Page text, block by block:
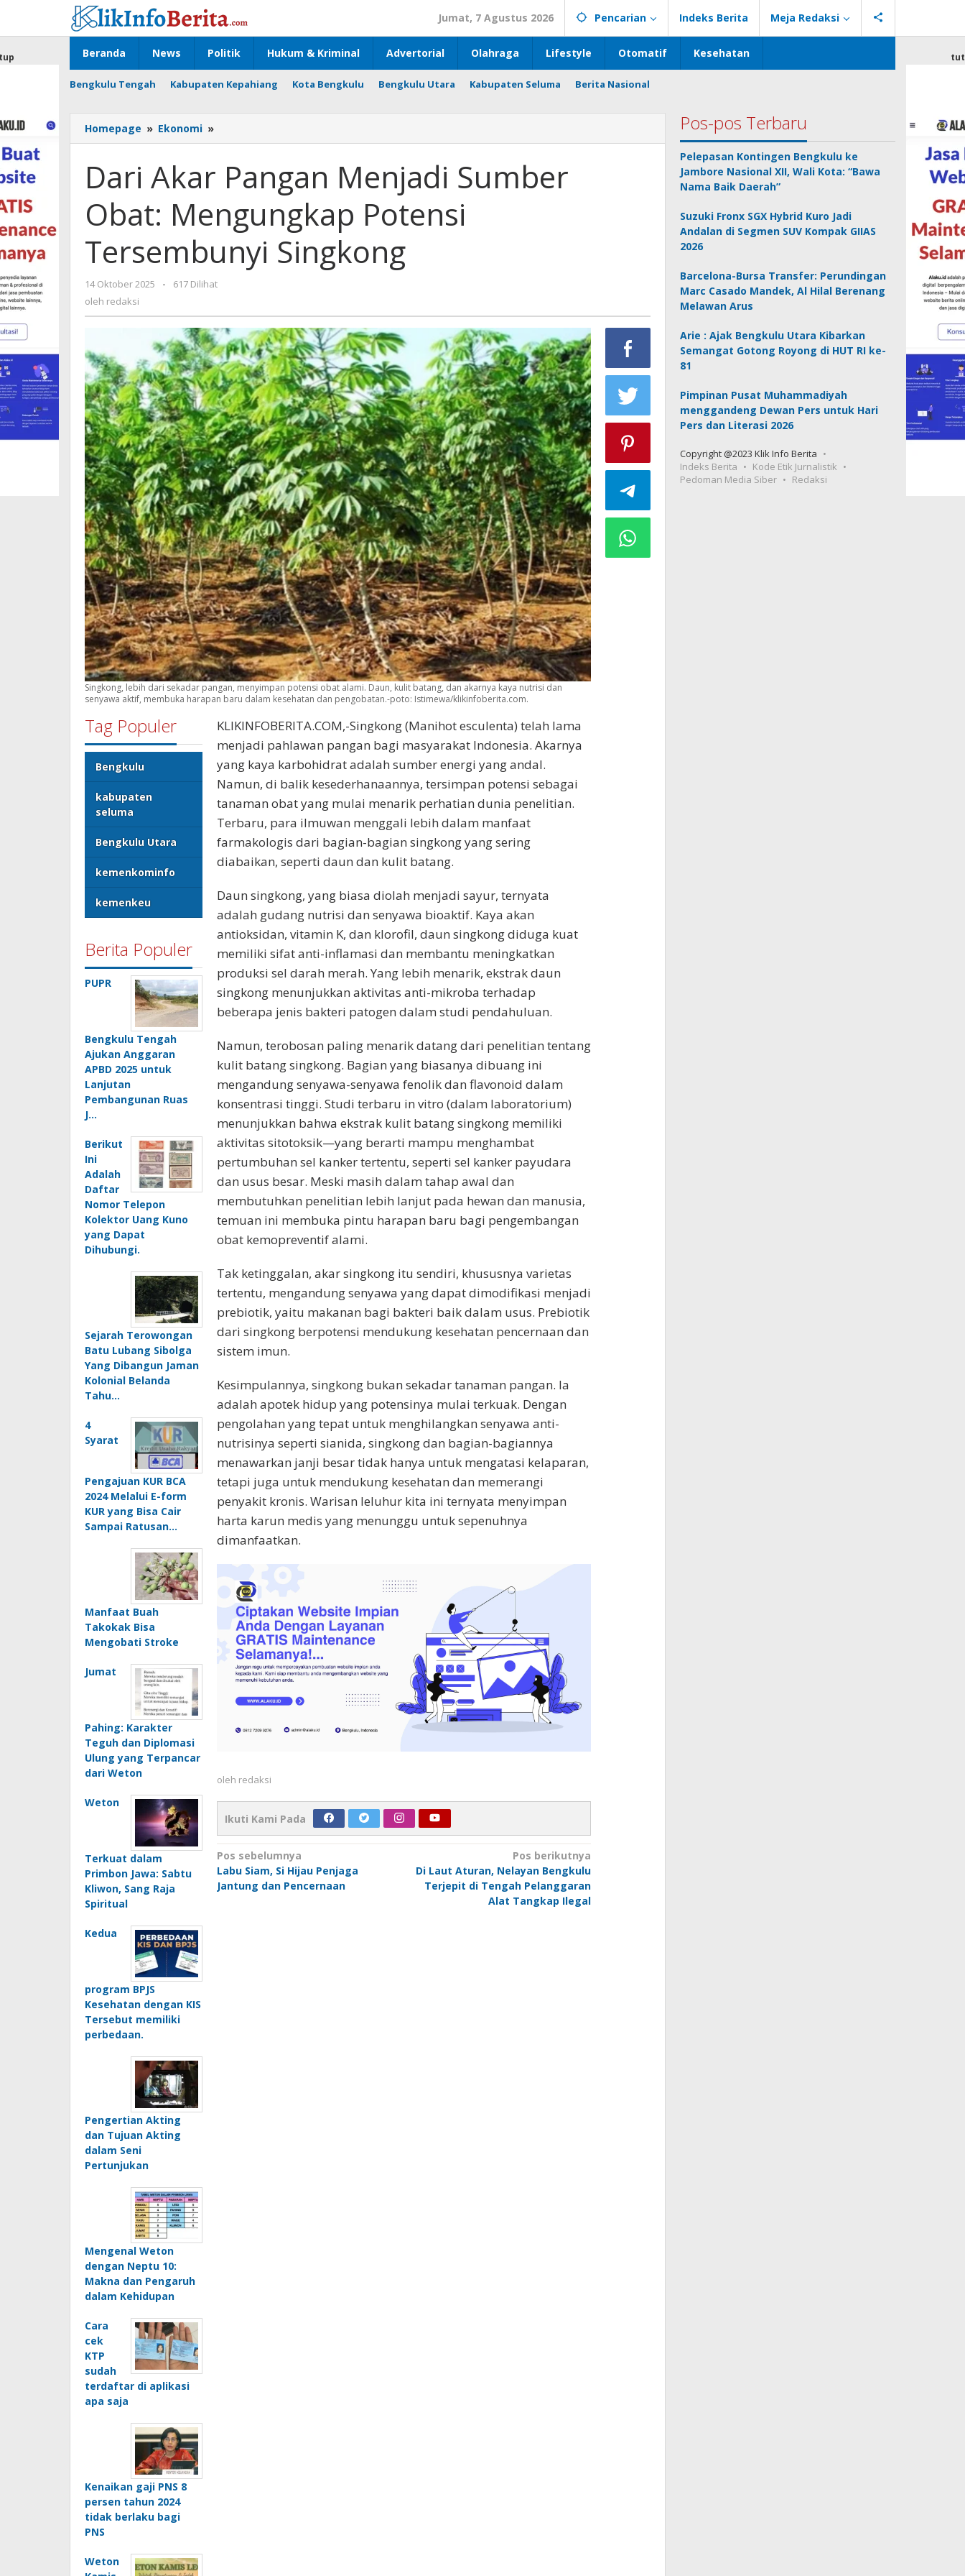
konten
Jumat, 7 Agustus 2026 Pencarian Indeks Berita Meja Redaksi
Beranda News Politik Hukum & Kriminal Advertorial Olahraga Lifestyle Otomatif Kesehatan
Bengkulu Tengah Kabupaten Kepahiang Kota Bengkulu Bengkulu Utara Kabupaten Seluma Berita Nasional
Homepage » Ekonomi »
Akar
Menjadi
Sumber
Mengungkap
Potensi
Tersembunyi
Singkong
Dari Akar Pangan Menjadi Sumber
Obat: Mengungkap Potensi
Tersembunyi Singkong
14 Oktober 2025
oleh
-
617 Dilihat
oleh redaksi
Singkong, lebih dari sekadar pangan, menyimpan potensi obat alami. Daun, kulit batang, dan akarnya kaya nutrisi dan
senyawa aktif, membuka harapan baru dalam kesehatan dan pengobatan.-poto: Istimewa/klikinfoberita.com.
Tag Populer
Bengkulu
kabupaten
seluma
Bengkulu Utara
kemenkominfo
kemenkeu
Berita Populer
PUPR
Bengkulu Tengah
Ajukan Anggaran
APBD 2025 untuk
Lanjutan
Pembangunan Ruas
J…
Berikut
Ini
Adalah
Daftar
Nomor Telepon
Kolektor Uang Kuno
yang Dapat
Dihubungi.
Sejarah Terowongan
Batu Lubang Sibolga
Yang Dibangun Jaman
Kolonial Belanda
Tahu…
4
Syarat
Pengajuan KUR BCA
2024 Melalui E-form
KUR yang Bisa Cair
Sampai Ratusan…
Manfaat Buah
Takokak Bisa
Mengobati Stroke
Jumat
Pahing: Karakter
Teguh dan Diplomasi
Ulung yang Terpancar
dari Weton
Weton
Terkuat dalam
Primbon Jawa: Sabtu
Kliwon, Sang Raja
Spiritual
Kedua
program BPJS
Kesehatan dengan KIS
Tersebut memiliki
perbedaan.
Pengertian Akting
dan Tujuan Akting
dalam Seni
Pertunjukan
Mengenal Weton
dengan Neptu 10:
Makna dan Pengaruh
dalam Kehidupan
Cara
cek
KTP
sudah
terdaftar di aplikasi
apa saja
Kenaikan gaji PNS 8
persen tahun 2024
tidak berlaku bagi
PNS
Weton
KLIKINFOBERITA.COM,-Singkong (Manihot esculenta) telah lama
menjadi pahlawan pangan bagi masyarakat Indonesia. Akarnya
yang kaya karbohidrat adalah sumber energi yang andal.
Namun, di balik kesederhanaannya, tersimpan potensi sebagai
tanaman obat yang mulai menarik perhatian dunia penelitian.
Terbaru, para ilmuwan menggali lebih dalam manfaat
farmakologis dari bagian-bagian singkong yang sering
diabaikan, seperti daun dan kulit batang.
Daun singkong, yang biasa diolah menjadi sayur, ternyata
adalah gudang nutrisi dan senyawa bioaktif. Kaya akan
antioksidan, vitamin K, dan klorofil, daun singkong diduga kuat
memiliki sifat anti-inflamasi dan membantu meningkatkan
produksi sel darah merah. Yang lebih menarik, ekstrak daun
singkong menunjukkan aktivitas anti-mikroba terhadap
beberapa jenis bakteri patogen dalam studi pendahuluan.
Namun, terobosan paling menarik datang dari penelitian tentang
kulit batang singkong. Bagian yang biasanya dibuang ini
mengandung senyawa-senyawa fenolik dan flavonoid dalam
konsentrasi tinggi. Studi terbaru in vitro (dalam laboratorium)
menunjukkan bahwa ekstrak kulit batang singkong memiliki
aktivitas sitotoksik—yang berarti mampu menghambat
pertumbuhan sel kanker tertentu, seperti sel kanker payudara
dan usus besar. Meski masih dalam tahap awal dan
membutuhkan penelitian lebih lanjut pada hewan dan manusia,
temuan ini membuka pintu harapan baru bagi pengembangan
obat kemopreventif alami.
Tak ketinggalan, akar singkong itu sendiri, khususnya varietas
tertentu, mengandung senyawa yang dapat dimodifikasi menjadi
prebiotik, yaitu makanan bagi bakteri baik dalam usus. Prebiotik
dari singkong berpotensi mendukung kesehatan pencernaan dan
sistem imun.
Kesimpulannya, singkong bukan sekadar tanaman pangan. Ia
adalah apotek hidup yang potensinya mulai terkuak. Dengan
pengolahan yang tepat untuk menghilangkan senyawa anti-
nutrisinya seperti sianida, singkong dan bagian-bagiannya
menawarkan janji besar tidak hanya untuk mengatasi kelaparan,
tetapi juga untuk mendukung kesehatan dan memerangi
penyakit kronis. Warisan leluhur kita ini ternyata menyimpan
harta karun medis yang menunggu untuk sepenuhnya
dimanfaatkan.
oleh redaksi
Ikuti Kami Pada
Navigasi
pos
Pos sebelumnya
Labu Siam, Si Hijau Penjaga
Jantung dan Pencernaan
Pos berikutnya
Di Laut Aturan, Nelayan Bengkulu
Terjepit di Tengah Pelanggaran
Alat Tangkap Ilegal
Pos-pos Terbaru
Pelepasan Kontingen Bengkulu ke
Jambore Nasional XII, Wali Kota: “Bawa
Nama Baik Daerah”
Suzuki Fronx SGX Hybrid Kuro Jadi
Andalan di Segmen SUV Kompak GIIAS
2026
Barcelona-Bursa Transfer: Perundingan
Marc Casado Mandek, Al Hilal Berenang
Melawan Arus
Arie : Ajak Bengkulu Utara Kibarkan
Semangat Gotong Royong di HUT RI ke-
81
Pimpinan Pusat Muhammadiyah
menggandeng Dewan Pers untuk Hari
Pers dan Literasi 2026
Copyright @2023 Klik Info Berita
Indeks Berita
Kode Etik Jurnalistik
Pedoman Media Siber
Redaksi